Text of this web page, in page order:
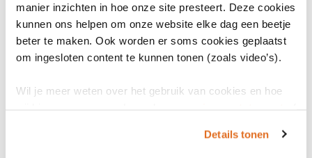
manier inzichten in hoe onze site presteert. Deze cookies
kunnen ons helpen om onze website elke dag een beetje
beter te maken. Ook worden er soms cookies geplaatst
om ingesloten content te kunnen tonen (zoals video’s).
Wil je meer weten over het gebruik van cookies en hoe
Details tonen
Onder begeleiding van Bureau Acute Zorg Euregio en Nictiz hebben
de betrokken organisaties samen met de Duitse collega’s van Kreis
Borken onderzocht hoe deze verbetering tot stand gebracht kon
heeft onderzocht hoe de Duitse ICT-omgeving technisch vertaald
juiste wijze versturen en ontvangen van het bericht. Met de digitale